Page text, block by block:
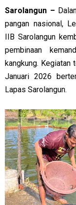
Sarolangun –
pangan nasional,
IIB Sarolangun
pembinaan
kangkung. Kegiatan
Januari 2026
Lapas Sarolangun.